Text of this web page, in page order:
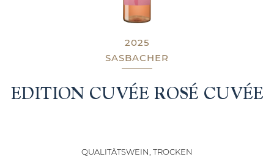
2025
SASBACHER
EDITION CUVÉE ROSÉ CUVÉE
QUALITÄTSWEIN, TROCKEN